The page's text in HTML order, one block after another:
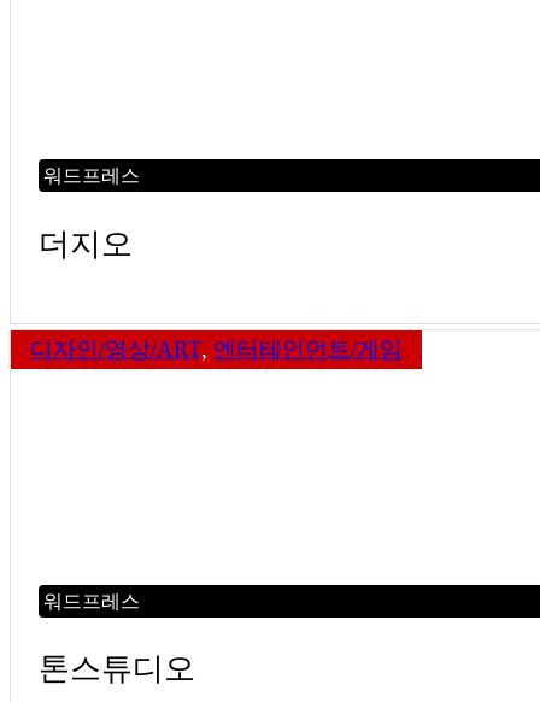
워드프레스
더지오
디자인/영상/ART, 엔터테인먼트/게임
워드프레스
톤스튜디오